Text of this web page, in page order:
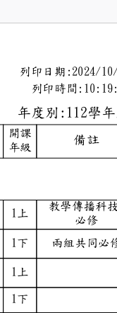
列印日期
列印時間
年度別
備註
開課
年級
修習30
1上
 教學傳
必修
1下 兩組共
1上
1下